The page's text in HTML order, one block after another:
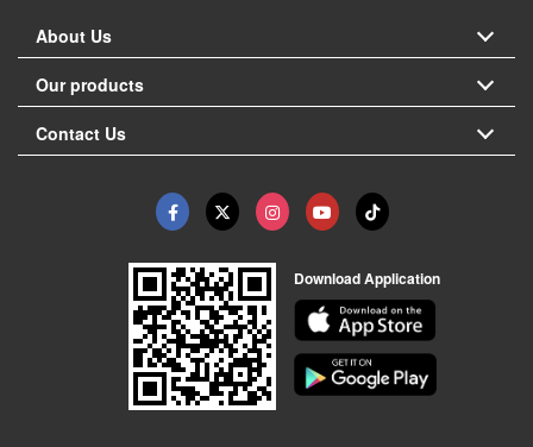
About Us
Our products
Contact Us
Download Application